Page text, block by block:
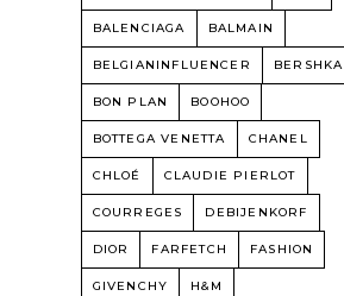
BALENCIAGA BALMAIN
BELGIANINFLUENCER BERSHKA
BON PLAN BOOHOO
BOTTEGA VENETTA CHANEL
CHLOÉ CLAUDIE PIERLOT
COURREGES DEBIJENKORF
DIOR FARFETCH FASHION
GIVENCHY H&M